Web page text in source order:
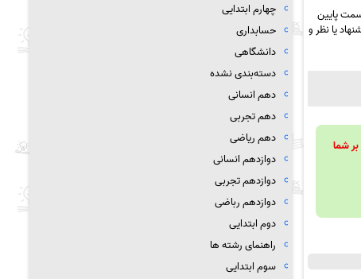
پایین
یا نظر و
تا بر شما
چهارم ابتدایی
حسابداری
دانشگاهی
دسته‌بندی نشده
دهم انسانی
دهم تجربی
دهم ریاضی
دوازدهم انسانی
دوازدهم تجربی
دوازدهم رباضی
دوم ابتدایی
راهنمای رشته ها
سوم ابتدایی